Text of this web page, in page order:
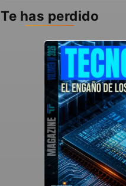
Te has perdido